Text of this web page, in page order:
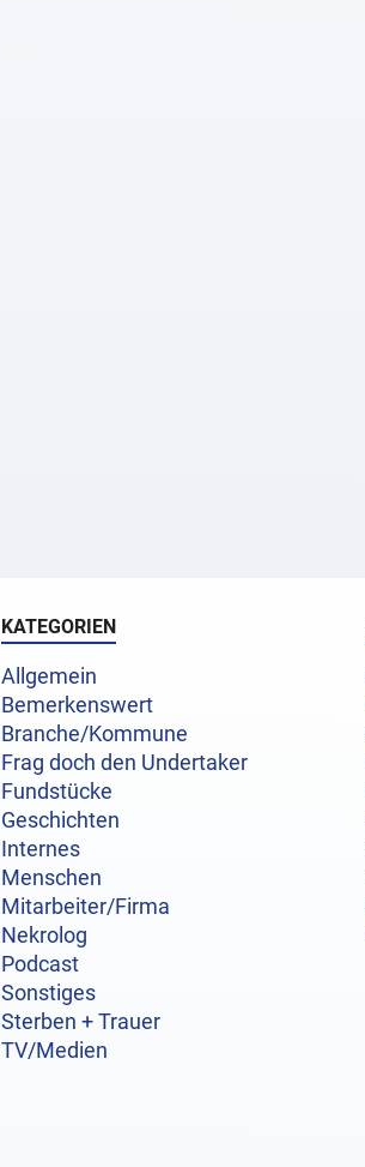
KATEGORIEN
Allgemein
Bemerkenswert
Branche/Kommune
Frag doch den Undertaker
Fundstücke
Geschichten
Internes
Menschen
Mitarbeiter/Firma
Nekrolog
Podcast
Sonstiges
Sterben + Trauer
TV/Medien